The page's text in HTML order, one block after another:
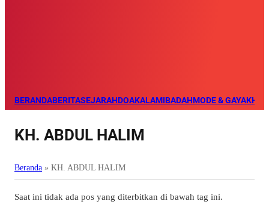
BERANDABERITASEJARAHDOAKALAMIBADAHMODE & GAYA
KH. ABDUL HALIM
Beranda » KH. ABDUL HALIM
Saat ini tidak ada pos yang diterbitkan di bawah tag ini.